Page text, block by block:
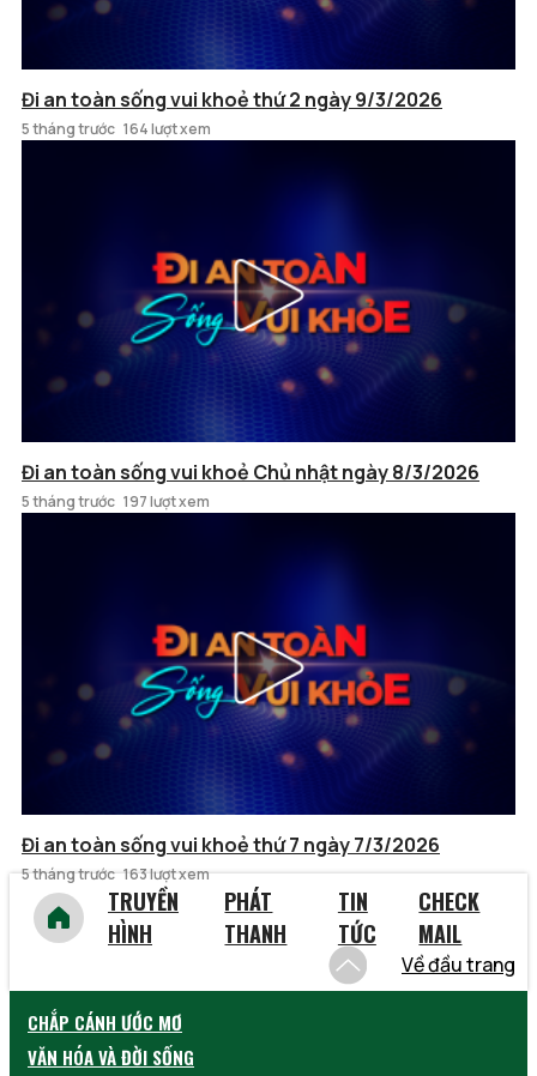
Đi an toàn sống vui khoẻ thứ 2 ngày 9/3/2026
5 tháng trước 164 lượt xem
Đi an toàn sống vui khoẻ Chủ nhật ngày 8/3/2026
5 tháng trước 197 lượt xem
Đi an toàn sống vui khoẻ thứ 7 ngày 7/3/2026
5 tháng trước 163 lượt xem
TRUYỀN
HÌNH
PHÁT
THANH
TIN
TỨC
CHECK
MAIL
Về đầu trang
CHẮP CÁNH ƯỚC MƠ
VĂN HÓA VÀ ĐỜI SỐNG